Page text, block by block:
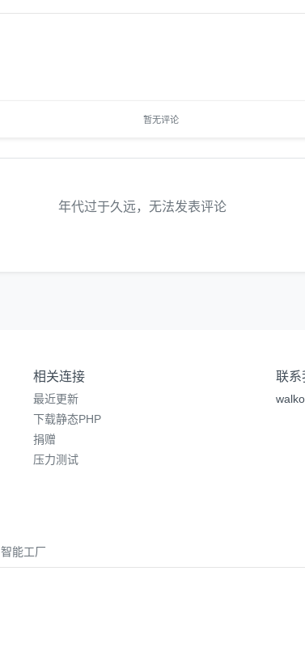
暂无评论
年代过于久远，无法发表评论
相关连接
最近更新
下载静态PHP
捐赠
压力测试
联系
智能工厂